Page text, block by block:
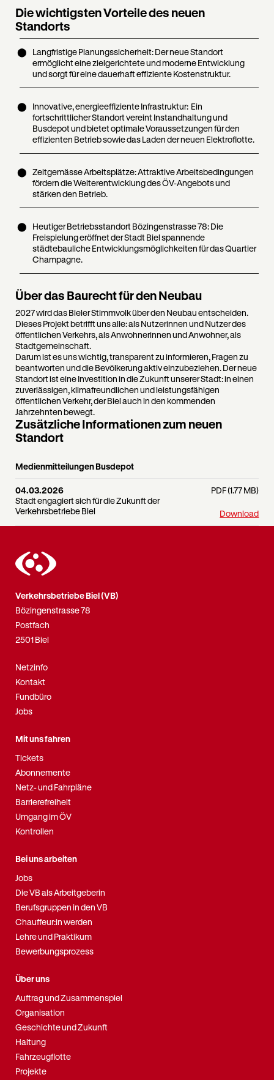
Die wichtigsten Vorteile des neuen
Standorts
Langfristige Planungssicherheit: Der neue Standort
ermöglicht eine zielgerichtete und moderne Entwicklung
und sorgt für eine dauerhaft effiziente Kostenstruktur.
Innovative, energieeffiziente Infrastruktur: Ein
fortschrittlicher Standort vereint Instandhaltung und
Busdepot und bietet optimale Voraussetzungen für den
effizienten Betrieb sowie das Laden der neuen Elektroflotte.
Zeitgemässe Arbeitsplätze: Attraktive Arbeitsbedingungen
fördern die Weiterentwicklung des ÖV-Angebots und
stärken den Betrieb.
Heutiger Betriebsstandort Bözingenstrasse 78: Die
Freispielung eröffnet der Stadt Biel spannende
städtebauliche Entwicklungsmöglichkeiten für das Quartier
Champagne.
Über das Baurecht für den Neubau
2027 wird das Bieler Stimmvolk über den Neubau entscheiden.
Dieses Projekt betrifft uns alle: als Nutzerinnen und Nutzer des
öffentlichen Verkehrs, als Anwohnerinnen und Anwohner, als
Stadtgemeinschaft.
Darum ist es uns wichtig, transparent zu informieren, Fragen zu
beantworten und die Bevölkerung aktiv einzubeziehen. Der neue
Standort ist eine Investition in die Zukunft unserer Stadt: in einen
zuverlässigen, klimafreundlichen und leistungsfähigen
öffentlichen Verkehr, der Biel auch in den kommenden
Jahrzehnten bewegt.
Zusätzliche Informationen zum neuen
Standort
Medienmitteilungen Busdepot
04.03.2026
Stadt engagiert sich für die Zukunft der
Verkehrsbetriebe Biel
PDF (1.77 MB)
Download
Verkehrsbetriebe Biel (VB)
Bözingenstrasse 78
Postfach
2501 Biel
Netzinfo
Kontakt
Fundbüro
Jobs
Mit uns fahren
Tickets
Abonnemente
Netz- und Fahrpläne
Barrierefreiheit
Umgang im ÖV
Kontrollen
Bei uns arbeiten
Jobs
Die VB als Arbeitgeberin
Berufsgruppen in den VB
Chauffeur:in werden
Lehre und Praktikum
Bewerbungsprozess
Über uns
Auftrag und Zusammenspiel
Organisation
Geschichte und Zukunft
Haltung
Fahrzeugflotte
Projekte